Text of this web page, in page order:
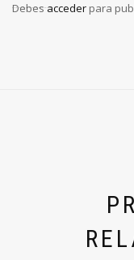
Debesacceder para